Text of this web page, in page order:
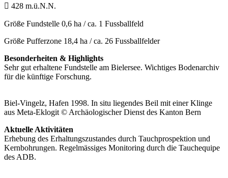
 428 m.ü.N.N.
Größe Fundstelle 0,6 ha / ca. 1 Fussballfeld
Größe Pufferzone 18,4 ha / ca. 26 Fussballfelder
Besonderheiten & Highlights
Sehr gut erhaltene Fundstelle am Bielersee. Wichtiges Bodenarchiv
für die künftige Forschung.
Biel-Vingelz, Hafen 1998. In situ liegendes Beil mit einer Klinge
aus Meta-Eklogit © Archäologischer Dienst des Kanton Bern
Aktuelle Aktivitäten
Erhebung des Erhaltungszustandes durch Tauchprospektion und
Kernbohrungen. Regelmässiges Monitoring durch die Tauchequipe
des ADB.